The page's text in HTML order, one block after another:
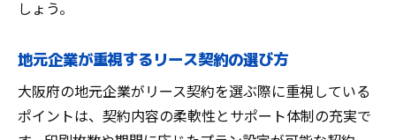
しょう。
地元企業が重視するリース契約の選び方
大阪府の地元企業がリース契約を選ぶ際に重視している
ポイントは、契約内容の柔軟性とサポート体制の充実で